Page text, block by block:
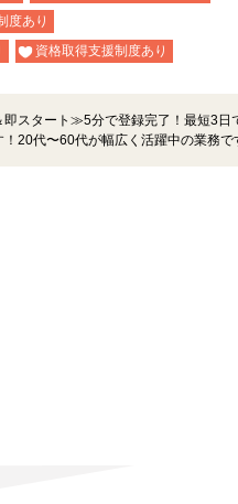
度あり
資格取得支援制度あり
スタート≫5分で登録完了！最短3日
！20代〜60代が幅広く活躍中の業務で